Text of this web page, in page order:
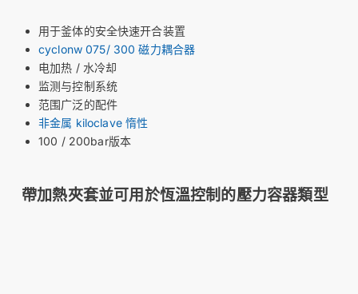
用于釜体的安全快速开合装置
cyclonw 075/ 300 磁力耦合器
电加热 / 水冷却
监测与控制系统
范围广泛的配件
非金属 kiloclave 惰性
100 / 200bar版本
帶加熱夾套並可用於恆溫控制的壓力容器類型